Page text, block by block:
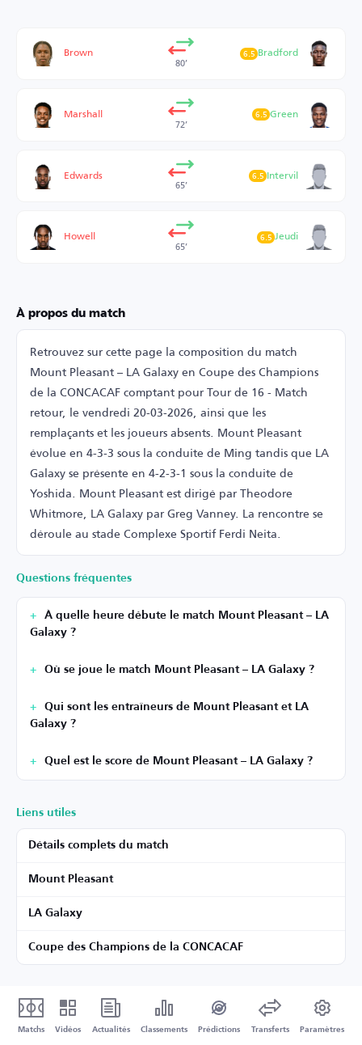
Brown
80’
Bradford
6.5
Marshall
72’
Green
6.5
Edwards
65’
Intervil
6.5
Howell
65’
Jeudi
6.5
À propos du match
Retrouvez sur cette page la composition du match
Mount Pleasant – LA Galaxy en Coupe des Champions
de la CONCACAF comptant pour Tour de 16 - Match
retour, le vendredi 20-03-2026, ainsi que les
remplaçants et les joueurs absents. Mount Pleasant
évolue en 4-3-3 sous la conduite de Ming tandis que LA
Galaxy se présente en 4-2-3-1 sous la conduite de
Yoshida. Mount Pleasant est dirigé par Theodore
Whitmore, LA Galaxy par Greg Vanney. La rencontre se
déroule au stade Complexe Sportif Ferdi Neita.
Questions fréquentes
À quelle heure débute le match Mount Pleasant – LA
Galaxy ?
Où se joue le match Mount Pleasant – LA Galaxy ?
Qui sont les entraîneurs de Mount Pleasant et LA
Galaxy ?
Quel est le score de Mount Pleasant – LA Galaxy ?
Liens utiles
Détails complets du match
Mount Pleasant
LA Galaxy
Coupe des Champions de la CONCACAF
Matchs Vidéos Actualités Classements Prédictions Transferts Paramètres